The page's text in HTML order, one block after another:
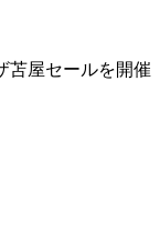
屋セールを開催